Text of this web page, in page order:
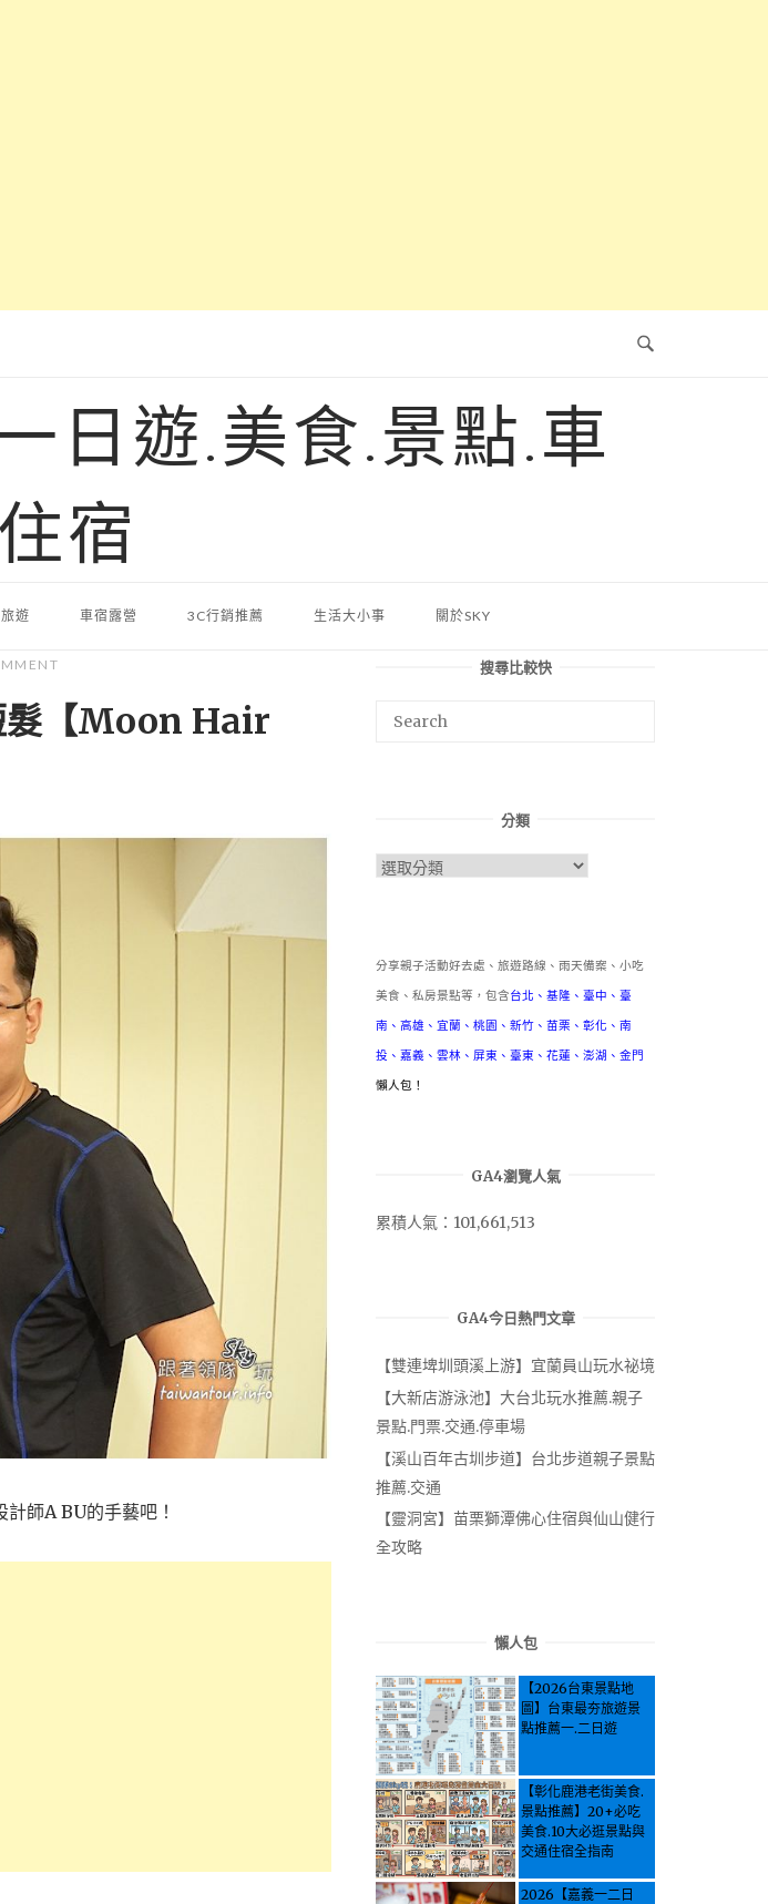
日遊.美食.景點.車
宿
遊 車宿露營 3C行銷推薦 生活大小事 關於SKY
髮【Moon Hair
師A BU的手藝吧！
搜尋比較快
分類
分
分享親子活動好去處、旅遊路線、雨天備案、小吃
美食、私房景點等，包含台北 、 基隆 、 臺中 、 臺
南 、 高雄 、 宜蘭 、 桃園 、 新竹 、 苗栗 、 彰化 、 南
投 、 嘉義 、 雲林 、 屏東 、 臺東 、 花蓮 、 澎湖 、 金門
懶人包！
GA4瀏覽人氣
累積人氣：101,661,513
GA4今日熱門文章
【雙連埤圳頭溪上游】宜蘭員山玩水祕境
【大新店游泳池】大台北玩水推薦.親子
景點.門票.交通.停車場
【溪山百年古圳步道】台北步道親子景點
推薦.交通
【靈洞宮】苗栗獅潭佛心住宿與仙山健行
全攻略
懶人包
【2026台東景點地
圖】台東最夯旅遊景
點推薦一.二日遊
【彰化鹿港老街美食.
景點推薦】20+必吃
美食.10大必逛景點與
交通住宿全指南
2026【嘉義一二日